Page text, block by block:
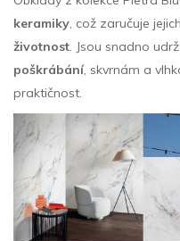
keramiky, což zaručuje
životnost. Jsou snadno
poškrábání, skvrnám a
praktičnost.